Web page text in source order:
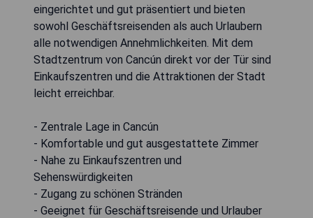
eingerichtet und gut präsentiert und bieten
sowohl Geschäftsreisenden als auch Urlaubern
alle notwendigen Annehmlichkeiten. Mit dem
Stadtzentrum von Cancún direkt vor der Tür sind
Einkaufszentren und die Attraktionen der Stadt
leicht erreichbar.
- Zentrale Lage in Cancún
- Komfortable und gut ausgestattete Zimmer
- Nahe zu Einkaufszentren und
Sehenswürdigkeiten
- Zugang zu schönen Stränden
- Geeignet für Geschäftsreisende und Urlauber